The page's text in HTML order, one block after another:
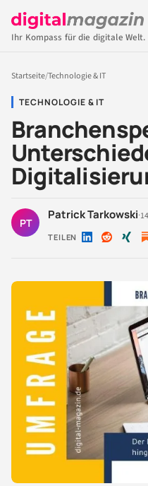
Ihr Kompass für die digitale Welt.
Startseite/Technologie & IT
TECHNOLOGIE & IT
PT
Patrick Tarkowski·
TEILEN Auf Auf Auf